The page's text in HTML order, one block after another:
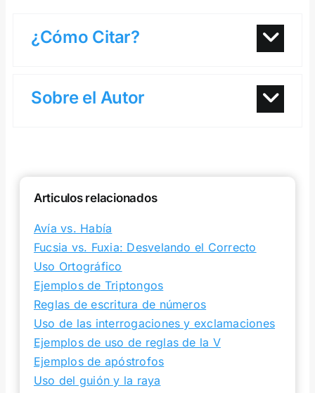
¿Cómo Citar?
Sobre el Autor
Articulos relacionados
Avía vs. Había
Fucsia vs. Fuxia: Desvelando el Correcto
Uso Ortográfico
Ejemplos de Triptongos
Reglas de escritura de números
Uso de las interrogaciones y exclamaciones
Ejemplos de uso de reglas de la V
Ejemplos de apóstrofos
Uso del guión y la raya